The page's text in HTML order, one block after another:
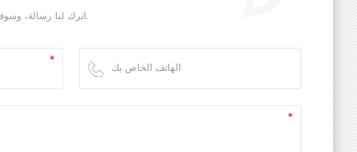
المؤشرات الميكانيكية للعينة، مثل قوة
اترك لنا رسالة، وسوف نقوم بالرد عليك في أسرع وقت ممكن.